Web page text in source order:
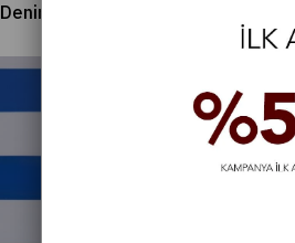
Denim Palazzo Pantolon - Buz Mavi